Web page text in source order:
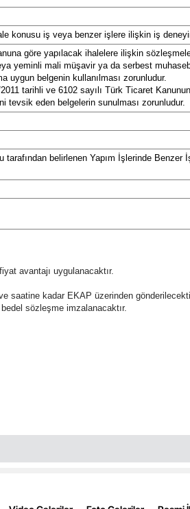
konusu iş veya benzer işlere ilişkin iş
göre yapılacak ihalelere ilişkin
yeminli mali müşavir ya da serbest
uygun belgenin kullanılması zorunludur.
tarihli ve 6102 sayılı Türk Ticaret
tevsik eden belgelerin sunulması zorunludur.
belirlenen Yapım İşlerinde Benzer
avantajı uygulanacaktır.
saatine kadar EKAP üzerinden
sözleşme imzalanacaktır.